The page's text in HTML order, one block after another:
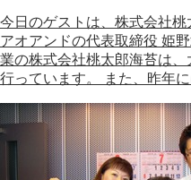
今日のゲストは、株式会社
アオアンドの代表取締役 姫
業の株式会社桃太郎海苔は
行っています。 また、昨年